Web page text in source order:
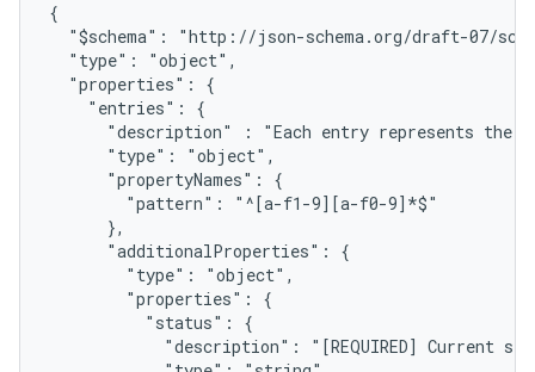
{
"$schema": "http://json-schema.org/draft-07/
  "type": "object",
  "properties": {
    "entries": {
"description" : "Each entry represents the
      "type": "object",
      "propertyNames": {
        "pattern": "^[a-f1-9][a-f0-9]*$"
      },
      "additionalProperties": {
        "type": "object",
        "properties": {
          "status": {
"description": "[REQUIRED] Current